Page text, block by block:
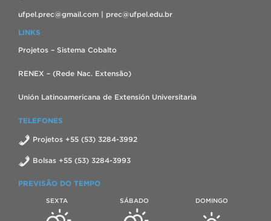
ufpel.prec@gmail.com | prec@ufpel.edu.br
LINKS
Projetos – Sistema Cobalto
RENEX – (Rede Nac. Extensão)
Unión Latinoamericana de Extensión Universitaria
TELEFONES
Projetos +55 (53) 3284-3992
Bolsas +55 (53) 3284-3993
PREVISÃO DO TEMPO
SEXTA SÁBADO DOMINGO